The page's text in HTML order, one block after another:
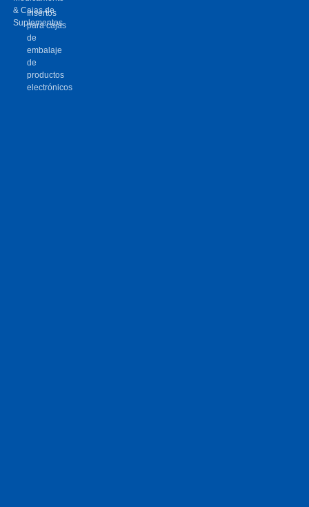
& Cajas de
Suplementos
Insertos
para cajas
de
embalaje
de
productos
electrónicos